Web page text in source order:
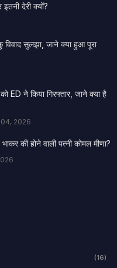
देरी क्यों?
सुलझा, जाने क्या हुआ पूरा
ED ने किया गिरफ्तार, जाने क्या है
2026
की होने वाली पत्नी कोमल मीणा?
(16)